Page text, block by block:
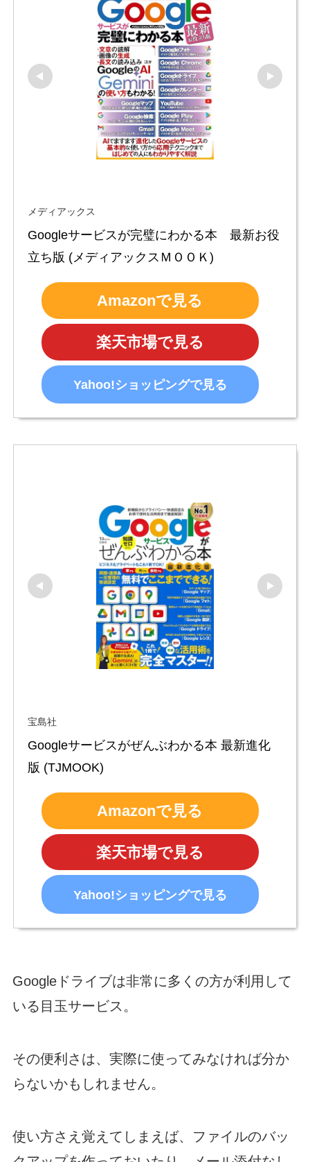
メディアックス
Googleサービスが完璧にわかる本　最新お役
立ち版 (メディアックスＭＯＯＫ)
Amazonで見る
楽天市場で見る
Yahoo!ショッピングで見る
宝島社
Googleサービスがぜんぶわかる本 最新進化
版 (TJMOOK)
Amazonで見る
楽天市場で見る
Yahoo!ショッピングで見る
Googleドライブは非常に多くの方が利用して
いる目玉サービス。
その便利さは、実際に使ってみなければ分か
らないかもしれません。
使い方さえ覚えてしまえば、ファイルのバッ